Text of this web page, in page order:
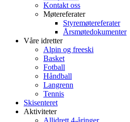
Kontakt oss
Møtereferater
Styremøtereferater
Årsmøtedokumenter
Våre idretter
Alpin og freeski
Basket
Fotball
Håndball
Langrenn
Tennis
Skisenteret
Aktiviteter
Allidrett 4-åringer